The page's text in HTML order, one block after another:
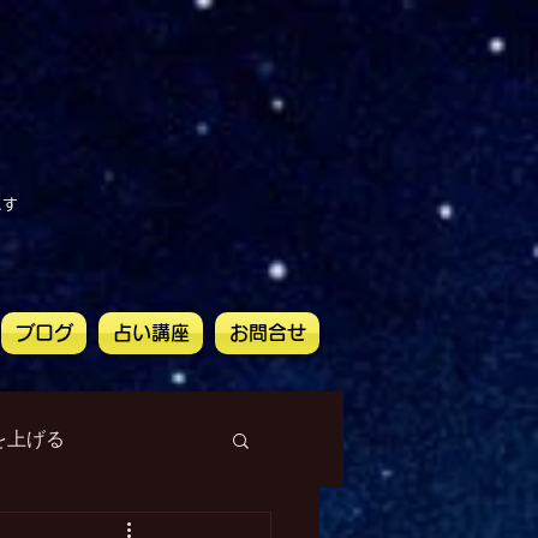
ブログ 占い講座 お問合せ
上げる